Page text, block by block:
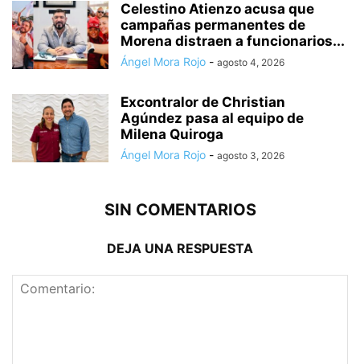
Celestino Atienzo acusa que
campañas permanentes de
Morena distraen a funcionarios...
Ángel Mora Rojo - agosto 4, 2026
Excontralor de Christian
Agúndez pasa al equipo de
Milena Quiroga
Ángel Mora Rojo - agosto 3, 2026
SIN COMENTARIOS
DEJA UNA RESPUESTA